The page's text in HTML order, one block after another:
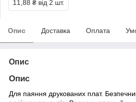
11,88 ₴ від 2 шт.
Опис Доставка Оплата
Опис
Опис
Для паяння друкованих плат.